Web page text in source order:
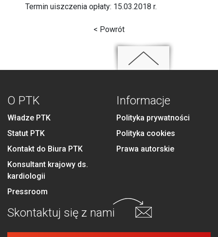
Termin uiszczenia opłaty: 15.03.2018 r.
< Powrót
O PTK
Władze PTK
Statut PTK
Kontakt do Biura PTK
Konsultant krajowy ds.
kardiologii
Pressroom
Informacje
Polityka prywatności
Polityka cookies
Prawa autorskie
Skontaktuj się z nami